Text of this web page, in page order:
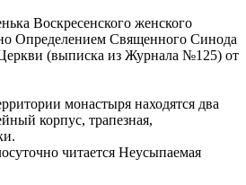
Воскресенского женского
Определением Священного Синода
(выписка из Журнала №125) от
монастыря находятся два
корпус, трапезная,
читается Неусыпаемая